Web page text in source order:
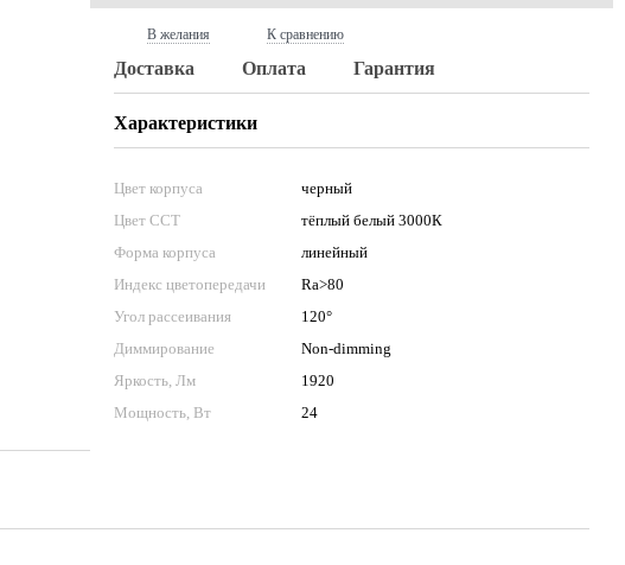
В желания К сравнению
Доставка Оплата Гарантия
Характеристики
Цвет корпуса
черный
Цвет CCT
тёплый белый 3000К
Форма корпуса
линейный
Индекс цветопередачи
Ra>80
Угол рассеивания
120°
Диммирование
Non-dimming
Яркость, Лм
1920
Мощность, Вт
24